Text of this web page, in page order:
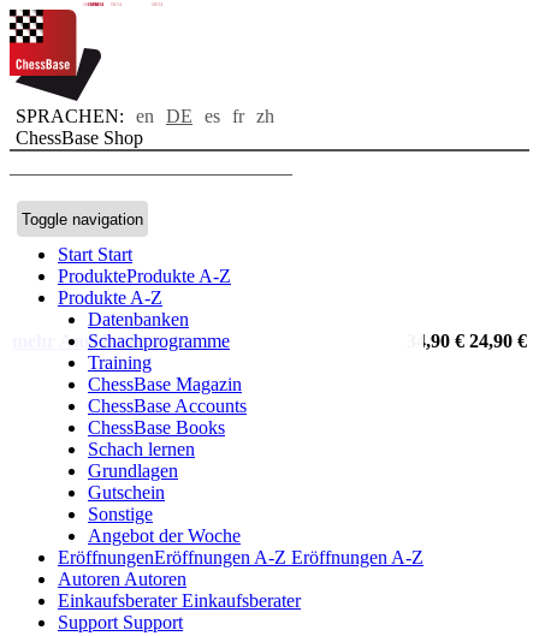
SPRACHEN: en DE es fr zh
ChessBase Shop
Toggle navigation
Start Start
ProdukteProdukte A-Z
Produkte A-Z
Datenbanken
Schachprogramme
Training
ChessBase Magazin
ChessBase Accounts
ChessBase Books
Schach lernen
Grundlagen
Gutschein
Sonstige
Angebot der Woche
EröffnungenEröffnungen A-Z Eröffnungen A-Z
Autoren Autoren
EinkaufsberaterEinkaufsberater
Support Support
neu
neuneu neu
neu
mehr Angebote 34,90 € 24,90 €
neu